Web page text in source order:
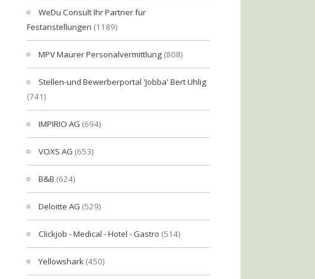
WeDu Consult Ihr Partner für
Festanstellungen (1189)
MPV Maurer Personalvermittlung (808)
Stellen-und Bewerberportal 'Jobba' Bert Uhlig
(741)
IMPIRIO AG (694)
VOXS AG (653)
B&B (624)
Deloitte AG (529)
Clickjob - Medical - Hotel - Gastro (514)
Yellowshark (450)